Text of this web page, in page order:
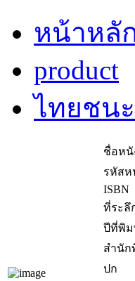
หน้าหลั
product
ไทยชน
ชื่อหนั
รหัสห
ISBN
ที่ระลึ
ปีที่พิ
สำนัก
ปก